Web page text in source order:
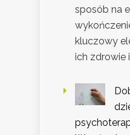
sposób na
kluczowy
ich zdrowie i